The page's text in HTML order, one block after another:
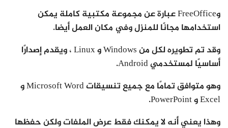
وFreeOffice عبارة عن مجموعة مكتبية كاملة يمكن
استخدامها مجانًا للمنزل وفي مكان العمل أيضا.
وقد تم تطويره لكل من Windows و Linux ، ويقدم إصدارًا
أساسيًا لمستخدمي Android.
وهو متوافق تمامًا مع جميع تنسيقات Microsoft Word و
Excel و PowerPoint.
وهذا يعني أنه لا يمكنك فقط عرض الملفات ولكن حفظها